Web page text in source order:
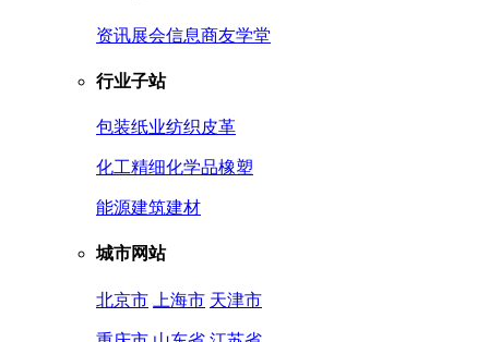
资讯展会信息商友学堂
行业子站
包装纸业纺织皮革
化工精细化学品橡塑
能源建筑建材
城市网站
北京市 上海市 天津市